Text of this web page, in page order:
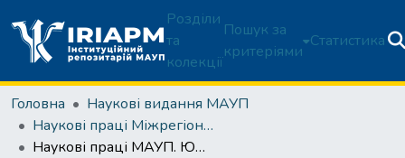
Розділи
та
колекції
Пошук за
критеріями
Статистика
Головна
Наукові видання МАУП
Наукові праці Міжрегіональної Академії управління персоналом. Юридичні науки
Наукові праці МАУП. Юридичні науки. Вип. 3 (46)